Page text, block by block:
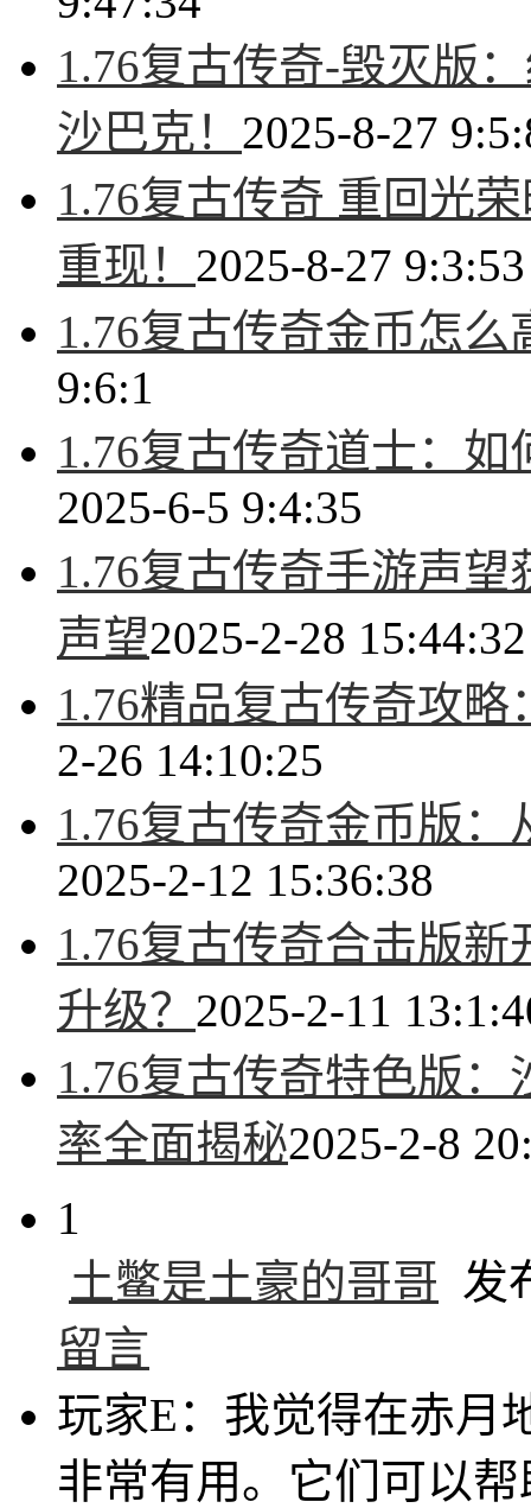
1.76复古传奇-毁灭版
沙巴克！ 2025-8-27
1.76复古传奇 重回光
重现！ 2025-8-27 9:3:53
1.76复古传奇金币怎
9:6:1
1.76复古传奇道士：
2025-6-5 9:4:35
1.76复古传奇手游声
声望2025-2-28 15:44:32
1.76精品复古传奇攻
2-26 14:10:25
1.76复古传奇金币版
2025-2-12 15:36:38
1.76复古传奇合击版
升级？ 2025-2-11
1.76复古传奇特色版
率全面揭秘2025-2-8
1
土鳖是土豪的哥哥 发
留言
玩家E：我觉得在赤月
非常有用。它们可以